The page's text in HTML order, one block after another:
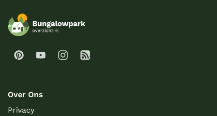
Over Ons
Privacy